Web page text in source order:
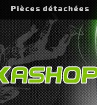
Pièces détachées